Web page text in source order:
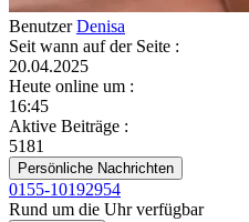
BenutzerDenisa
Seit wann auf der Seite :
20.04.2025
Heute online um :
16:45
Aktive Beiträge :
5181
Persönliche Nachrichten
0155-10192954
Rund um die Uhr verfügbar